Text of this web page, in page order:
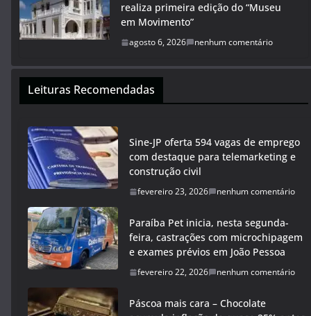
realiza primeira edição do “Museu
em Movimento”
agosto 6, 2026 nenhum comentário
Leituras Recomendadas
Sine-JP oferta 594 vagas de emprego
com destaque para telemarketing e
construção civil
fevereiro 23, 2026 nenhum comentário
Paraíba Pet inicia, nesta segunda-
feira, castrações com microchipagem
e exames prévios em João Pessoa
fevereiro 22, 2026 nenhum comentário
Páscoa mais cara – Chocolate